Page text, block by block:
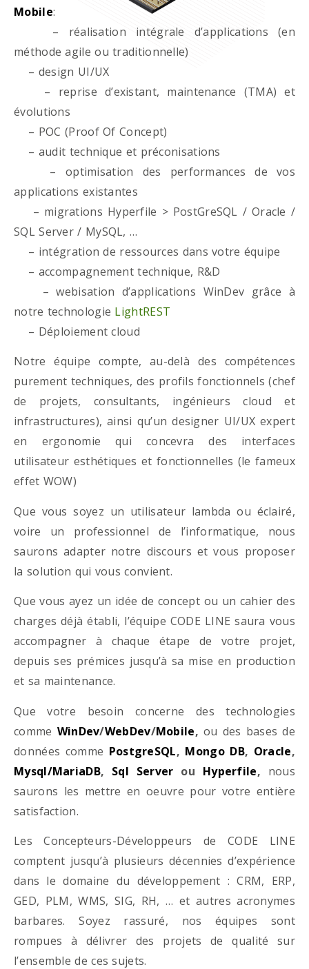
Mobile:
– réalisation intégrale d’applications (en
méthode agile ou traditionnelle)
– design UI/UX
– reprise d’existant, maintenance (TMA) et
évolutions
– POC (Proof Of Concept)
– audit technique et préconisations
– optimisation des performances de vos
applications existantes
– migrations Hyperfile > PostGreSQL / Oracle /
SQL Server / MySQL, …
– intégration de ressources dans votre équipe
– accompagnement technique, R&D
– webisation d’applications WinDev grâce à
notre technologie LightREST
– Déploiement cloud
Notre équipe compte, au-delà des compétences
purement techniques, des profils fonctionnels (chef
de projets, consultants, ingénieurs cloud et
infrastructures), ainsi qu’un designer UI/UX expert
en ergonomie qui concevra des interfaces
utilisateur esthétiques et fonctionnelles (le fameux
effet WOW)
Que vous soyez un utilisateur lambda ou éclairé,
voire un professionnel de l’informatique, nous
saurons adapter notre discours et vous proposer
la solution qui vous convient.
Que vous ayez un idée de concept ou un cahier des
charges déjà établi, l’équipe CODE LINE saura vous
accompagner à chaque étape de votre projet,
depuis ses prémices jusqu’à sa mise en production
et sa maintenance.
Que votre besoin concerne des technologies
comme WinDev/WebDev/Mobile, ou des bases de
données comme PostgreSQL, Mongo DB, Oracle,
Mysql/MariaDB, Sql Server ou Hyperfile, nous
saurons les mettre en oeuvre pour votre entière
satisfaction.
Les Concepteurs-Développeurs de CODE LINE
comptent jusqu’à plusieurs décennies d’expérience
dans le domaine du développement : CRM, ERP,
GED, PLM, WMS, SIG, RH, … et autres acronymes
barbares. Soyez rassuré, nos équipes sont
rompues à délivrer des projets de qualité sur
l’ensemble de ces sujets.